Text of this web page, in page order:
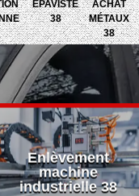
EPAVISTE
38
ACHAT
MÉTAUX
38
Enlèvement
machine
industrielle 38